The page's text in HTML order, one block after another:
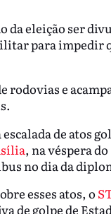
da eleição ser
para impedir
rodovias e
de atos
, na véspera
no dia da
esses atos, o
de golpe de